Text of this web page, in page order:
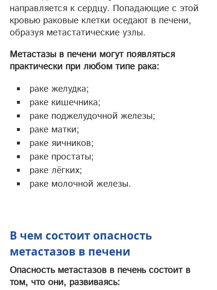
направляется к сердцу. Попадающие с этой
кровью раковые клетки оседают в печени,
образуя метастатические узлы.
Метастазы в печени могут появляться
практически при любом типе рака:
раке желудка;
раке кишечника;
раке поджелудочной железы;
раке матки;
раке яичников;
раке простаты;
раке лёгких;
раке молочной железы.
В чем состоит опасность
метастазов в печени
Опасность метастазов в печень состоит в
том, что они, развиваясь: